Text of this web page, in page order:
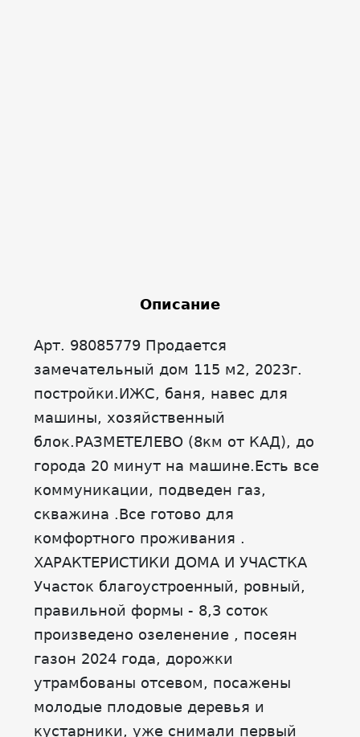
Описание
Арт. 98085779 Продается
замечательный дом 115 м2, 2023г.
постройки.ИЖС, баня, навес для
машины, хозяйственный
блок.PАЗMЕTEЛЕВO (8км oт КАД), до
города 20 минут на машине.Есть все
кoммуникaции, подведен газ,
скважина .Все готово для
комфортного проживания .
ХАРАКТЕРИСТИКИ ДОМА И УЧАСТКА
Участок благоустроенный, ровный,
правильной формы - 8,3 соток
произведено озеленение , посеян
газон 2024 года, дорожки
утрамбованы отсевом, посажены
молодые плодовые деревья и
кустарники, уже снимали первый